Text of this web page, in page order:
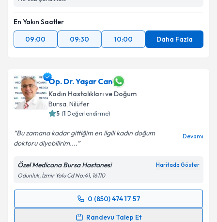
En Yakın Saatler
09:00
09:30 10:00 Daha Fazla
Op. Dr. Yaşar Can
Kadın Hastalıkları ve Doğum
Bursa, Nilüfer
5 (1 Değerlendirme)
Bu zamana kadar gittiğim en ilgili kadın doğum
doktoru diyebilirim....
Devamı
Özel Medicana Bursa Hastanesi Haritada Göster
Odunluk, İzmir Yolu Cd No:41, 16110
0 (850) 474 17 57
Randevu Talep Et
Randevu Takvimi Talebi